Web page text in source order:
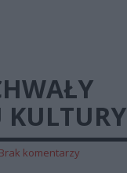
KULTURY
Brak komentarzy